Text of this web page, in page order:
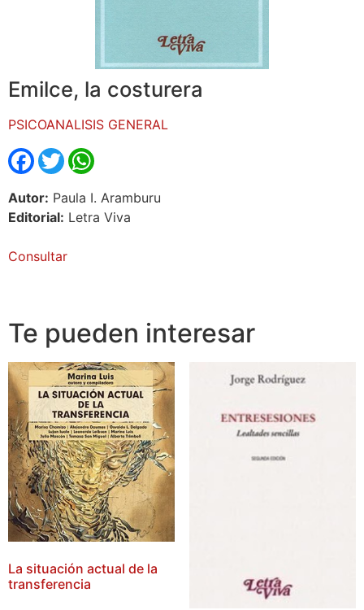
Emilce, la costurera
PSICOANALISIS GENERAL
Facebook
Twitter
Autor: Paula I. Aramburu
Editorial: Letra Viva
Consultar
Te pueden interesar
La situación actual de la
transferencia